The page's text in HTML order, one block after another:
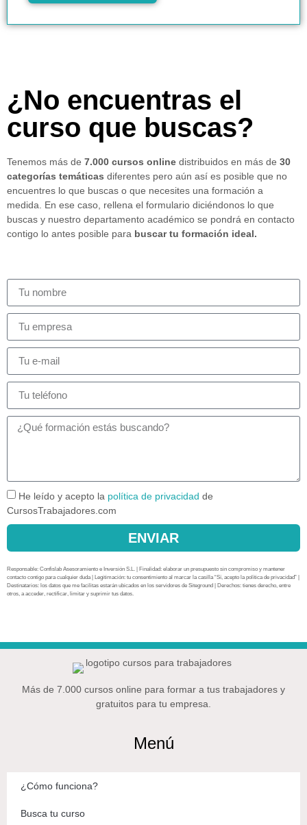
¿No encuentras el
curso que buscas?
Tenemos más de 7.000 cursos online distribuidos en más de 30
categorías temáticas diferentes pero aún así es posible que no
encuentres lo que buscas o que necesites una formación a
medida. En ese caso, rellena el formulario diciéndonos lo que
buscas y nuestro departamento académico se pondrá en contacto
contigo lo antes posible para buscar tu formación ideal.
He leído y acepto la política de privacidad de
CursosTrabajadores.com
ENVIAR
Responsable: Confislab Asesoramiento e Inversión S.L. | Finalidad: elaborar un presupuesto sin compromiso y mantener
contacto contigo para cualquier duda | Legitimación: tu consentimiento al marcar la casilla “Sí, acepto la política de privacidad” |
Destinatarios: los datos que me facilitas estarán ubicados en los servidores de Siteground | Derechos: tienes derecho, entre
otros, a acceder, rectificar, limitar y suprimir tus datos.
Más de 7.000 cursos online para formar a tus trabajadores y
gratuitos para tu empresa.
Menú
¿Cómo funciona?
Busca tu curso